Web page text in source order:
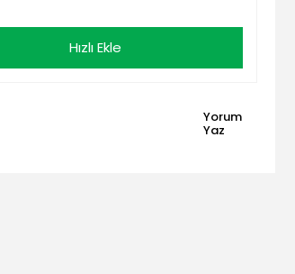
Hızlı Ekle
Yorum
Yaz